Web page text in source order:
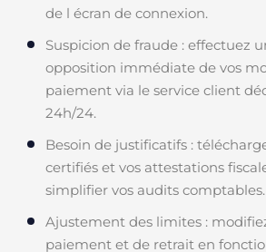
de l écran de connexion.
Suspicion de fraude : effectuez
opposition immédiate de vos
paiement via le service client
24h/24.
Besoin de justificatifs :
certifiés et vos attestations
simplifier vos audits comptables.
Ajustement des limites :
paiement et de retrait en